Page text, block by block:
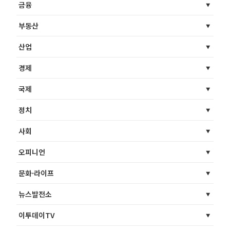
금융
부동산
산업
경제
국제
정치
사회
오피니언
문화·라이프
뉴스발전소
이투데이TV